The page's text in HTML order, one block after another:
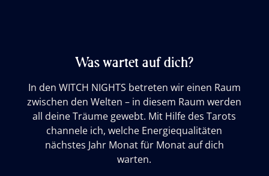
Was wartet auf dich?
In den WITCH NIGHTS betreten wir einen Raum
zwischen den Welten – in diesem Raum werden
all deine Träume gewebt. Mit Hilfe des Tarots
channele ich, welche Energiequalitäten
nächstes Jahr Monat für Monat auf dich
warten.